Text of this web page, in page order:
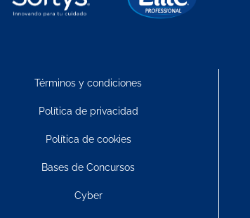
Términos y condiciones
Política de privacidad
Política de cookies
Bases de Concursos
Cyber